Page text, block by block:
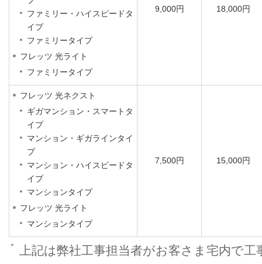
ファミリー・ハイスピードタ
イプ
ファミリータイプ
フレッツ 光ライト
ファミリータイプ
9,000円 18,000円
フレッツ 光ネクスト
ギガマンション・スマートタ
イプ
マンション・ギガラインタイ
プ
マンション・ハイスピードタ
イプ
マンションタイプ
フレッツ 光ライト
マンションタイプ
7,500円 15,000円
＊
上記は弊社工事担当者がお客さま宅内で